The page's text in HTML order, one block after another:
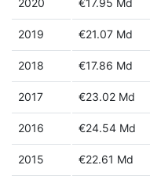
2020 €17.95 Md
2019 €21.07 Md
2018 €17.86 Md
2017 €23.02 Md
2016 €24.54 Md
2015 €22.61 Md